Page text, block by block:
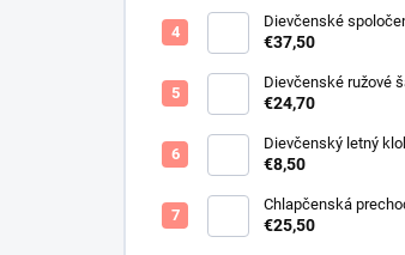
Dievčenské
s bolerkom jemno
€37,50
Dievčenské ružové
motýlikmi
€24,70
Dievčenský letný
krémový s perličkami
€8,50
Chlapčenská
obojstranná bunda
€25,50